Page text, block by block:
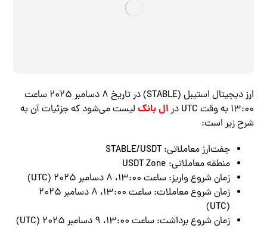
ارز دیجیتال استیبل (STABLE) در تاریخ ۸ دسامبر ۲۰۲۵ ساعت
13:00 به وقت UTC در
ال بانک لیست می‌شود که جزئیات آن به
شرح زیر است:
جفت‌ارز معاملاتی: STABLE/USDT
منطقه معاملاتی: USDT Zone
زمان شروع واریز: ساعت 13:00، 8 دسامبر 2025 (UTC)
زمان شروع معاملات: ساعت 13:00، 8 دسامبر 2025
(UTC)
زمان شروع برداشت: ساعت 13:00، 9 دسامبر 2025 (UTC)